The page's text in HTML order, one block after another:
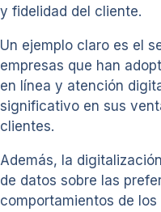
y fidelidad del cliente.
Un ejemplo claro es el
empresas que han
en línea y atención
significativo en sus
clientes.
Además, la
de datos sobre las
comportamientos de